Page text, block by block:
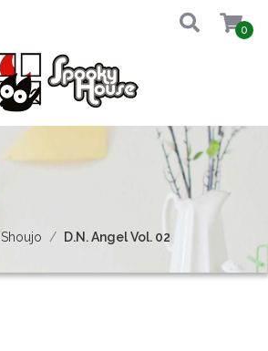
0
Shoujo D.N. Angel Vol. 02